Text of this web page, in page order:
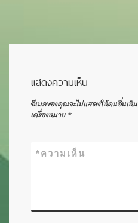
แสดงความเห็น
อีเมลของคุณจะไม่แสดงให้คนอื่นเห็น
เครื่องหมาย*
ความเห็น
*